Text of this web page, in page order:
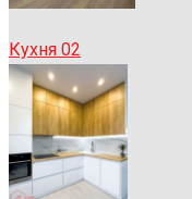
Кухня 02